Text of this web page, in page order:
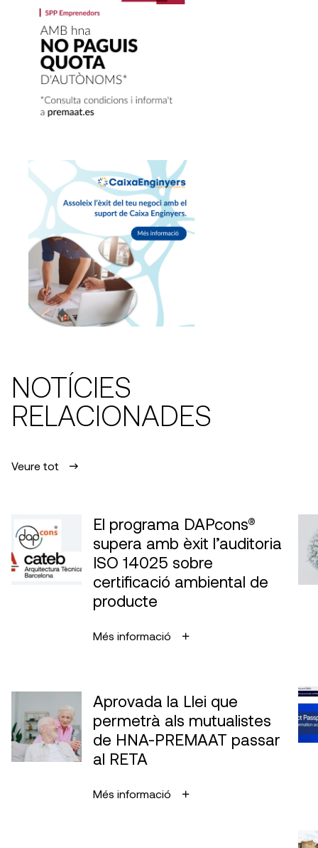
NOTÍCIES
RELACIONADES
Veure tot
El programa DAPcons®
supera amb èxit l’auditoria
ISO 14025 sobre
certificació ambiental de
producte
Més informació
Aprovada la Llei que
permetrà als mutualistes
de HNA-PREMAAT passar
al RETA
Més informació